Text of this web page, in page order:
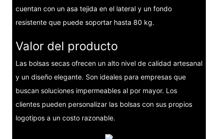
cuentan con un asa tejida en el lateral y un fondo
resistente que puede soportar hasta 80 kg.
Valor del producto
Las bolsas secas ofrecen un alto nivel de calidad artesanal
y un diseño elegante. Son ideales para empresas que
buscan soluciones impermeables al por mayor. Los
clientes pueden personalizar las bolsas con sus propios
logotipos a un costo razonable.